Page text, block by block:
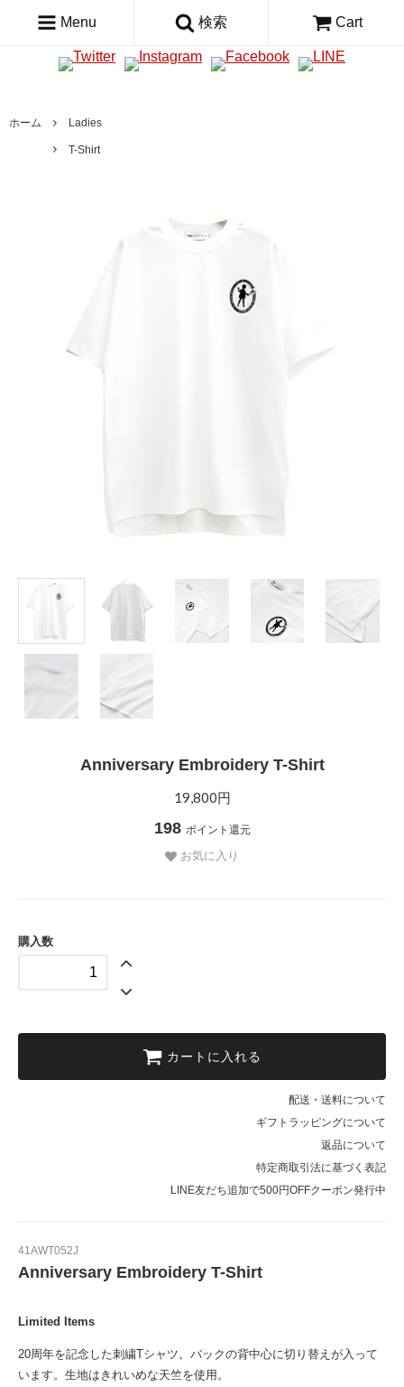
Menu 検索 Cart
ホーム Ladies
T-Shirt
Anniversary Embroidery T-Shirt
19,800円
198 ポイント還元
お気に入り
購入数
カートに入れる
配送・送料について
ギフトラッピングについて
返品について
特定商取引法に基づく表記
LINE友だち追加で500円OFFクーポン発行中
41AWT052J
Anniversary Embroidery T-Shirt
Limited Items
20周年を記念した刺繍Tシャツ。バックの背中心に切り替えが入って
います。生地はきれいめな天竺を使用。